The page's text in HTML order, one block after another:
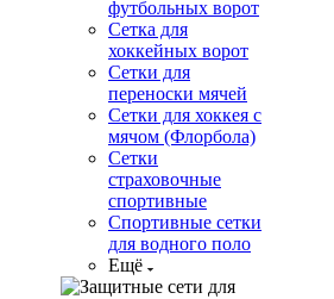
футбольных ворот
Сетка для
хоккейных ворот
Сетки для
переноски мячей
Сетки для хоккея с
мячом (Флорбола)
Сетки
страховочные
спортивные
Спортивные сетки
для водного поло
Ещё